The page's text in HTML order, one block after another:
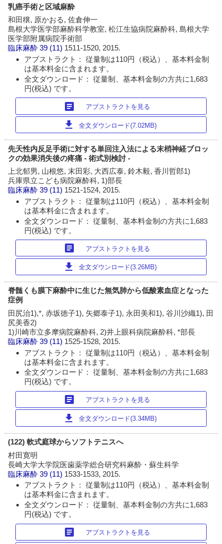
乳癌手術と区域麻酔
和田穣, 原かおる, 佐倉伸一
島根大学医学部麻酔科学教室, 松江生協病院麻酔科, 島根大学
医学部附属病院手術部
臨床麻酔 39 (11) 1511-1520, 2015.
アブストラクト： 従量制は110円（税込）、基本料金制
は基本料金に含まれます。
全文ダウンロード： 従量制、基本料金制の方共に1,683
円(税込) です。
article アブストラクトを見る
download 全文ダウンロード(7.02MB)
先天性内反足手術に対する単回注入法による末梢神経ブロッ
クの効果消失後の疼痛 - 術式別検討 -
上北郁男, 山根悠, 末田彩, 大西広泰, 鈴木毅, 香川哲郎1)
兵庫県立こども病院麻酔科, 1)部長
臨床麻酔 39 (11) 1521-1524, 2015.
アブストラクト： 従量制は110円（税込）、基本料金制
は基本料金に含まれます。
全文ダウンロード： 従量制、基本料金制の方共に1,683
円(税込) です。
article アブストラクトを見る
download 全文ダウンロード(3.26MB)
脊髄くも膜下麻酔中に生じた無気肺から低酸素血症となった
症例
田尻治1),*, 赤坂徳子1), 矢郷泰子1), 永田美和1), 谷川沙織1), 田
尻美香2)
1)川崎市立多摩病院麻酔科, 2)井上眼科病院麻酔科, *部長
臨床麻酔 39 (11) 1525-1528, 2015.
アブストラクト： 従量制は110円（税込）、基本料金制
は基本料金に含まれます。
全文ダウンロード： 従量制、基本料金制の方共に1,683
円(税込) です。
article アブストラクトを見る
download 全文ダウンロード(3.34MB)
(122) 軟式庭球からソフトテニスへ
村田寛明
長崎大学大学院医歯薬学総合研究科麻酔・蘇生科学
臨床麻酔 39 (11) 1533-1533, 2015.
アブストラクト： 従量制は110円（税込）、基本料金制
は基本料金に含まれます。
全文ダウンロード： 従量制、基本料金制の方共に1,683
円(税込) です。
article アブストラクトを見る